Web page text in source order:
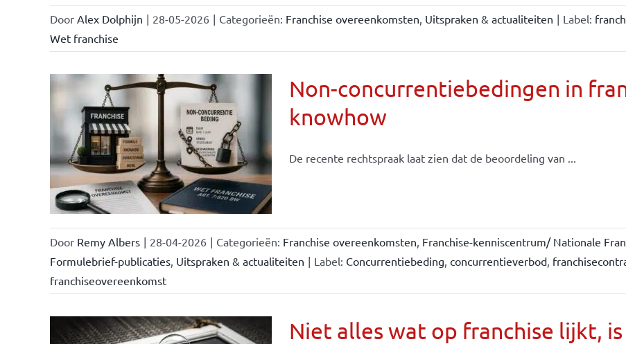
Door Alex Dolphijn | 28-05-2026 | Categorieën: Franchise overeenkomsten, Uitspraken & actualiteiten | Label:
Wet franchise
Non-concurrentiebedingen in
knowhow
De recente rechtspraak laat zien dat de beoordeling van ...
Door Remy Albers | 28-04-2026 | Categorieën: Franchise overeenkomsten, Franchise-kenniscentrum/ Nationale
Formulebrief-publicaties, Uitspraken & actualiteiten | Label: Concurrentiebeding, concurrentieverbod,
franchiseovereenkomst
Niet alles wat op franchise lijkt,